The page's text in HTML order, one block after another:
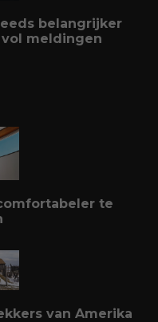
belangrijker
meldingen
te
van Amerika